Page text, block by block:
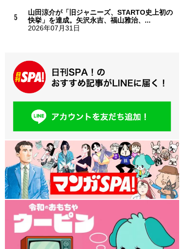
山田涼介が「旧ジャニーズ、STARTO史上初の
快挙」を達成。矢沢永吉、福山雅治、...
2026年07月31日